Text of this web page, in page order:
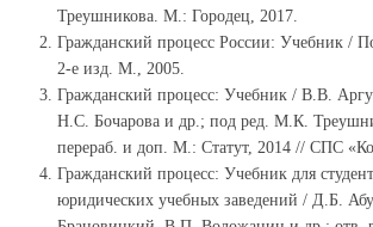
Треушникова. М.: Городец, 2017.
Гражданский процесс России: Учебник /
2-е изд. М., 2005.
Гражданский процесс: Учебник / В.В.
Н.С. Бочарова и др.; под ред. М.К.
перераб. и доп. М.: Статут, 2014 // СПС
Гражданский процесс: Учебник для
юридических учебных заведений / Д.Б.